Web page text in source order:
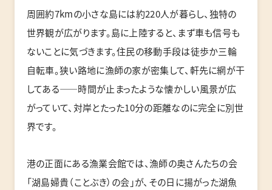
周囲約7kmの小さな島には約220人が暮らし、独特の
世界観が広がります。島に上陸すると、まず車も信号も
ないことに気づきます。住民の移動手段は徒歩か三輪
自転車。狭い路地に漁師の家が密集して、軒先に網が干
してある――時間が止まったような懐かしい風景が広
がっていて、対岸とたった10分の距離なのに完全に別世
界です。
港の正面にある漁業会館では、漁師の奥さんたちの会
「湖島婦貴（ことぶき）の会」が、その日に揚がった湖魚